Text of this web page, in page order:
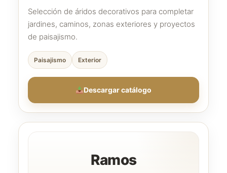
Selección de áridos decorativos para completar
jardines, caminos, zonas exteriores y proyectos
de paisajismo.
Paisajismo Exterior
Descargar catálogo
Ramos